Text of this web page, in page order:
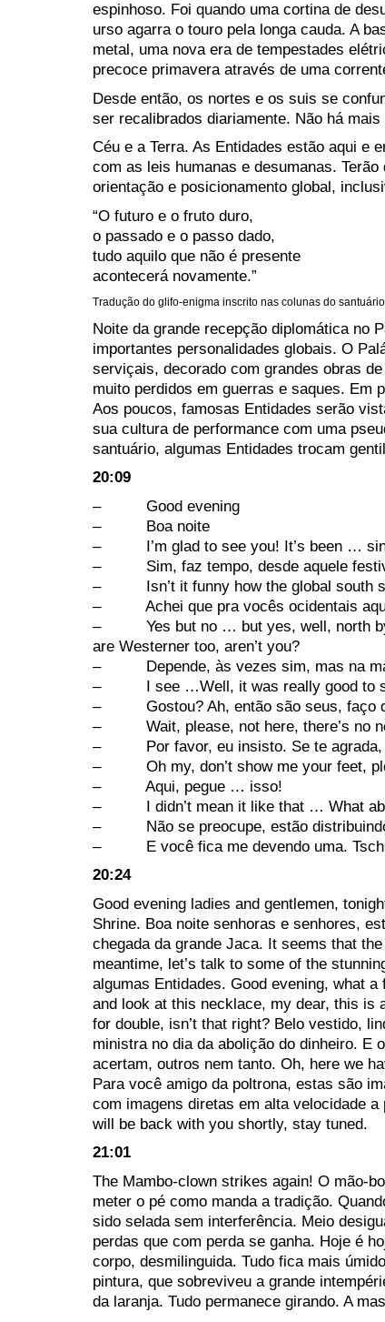
espinhoso. Foi quando uma cortina de
urso agarra o touro pela longa cauda. A
metal, uma nova era de tempestades
precoce primavera através de uma
Desde então, os nortes e os suis se
ser recalibrados diariamente. Não há
Céu e a Terra. As Entidades estão aqui e
com as leis humanas e desumanas.
orientação e posicionamento global,
“O futuro e o fruto duro,
o passado e o passo dado,
tudo aquilo que não é presente
acontecerá novamente.”
Tradução do glifo-enigma inscrito nas colunas do
Noite da grande recepção diplomática no
importantes personalidades globais. O
serviçais, decorado com grandes obras
muito perdidos em guerras e saques. Em
Aos poucos, famosas Entidades serão
sua cultura de performance com uma
santuário, algumas Entidades trocam
20:09
– Good evening
– Boa noite
– I’m glad to see you! It’s been …
– Sim, faz tempo, desde aquele
– Isn’t it funny how the global south
– Achei que pra vocês ocidentais
– Yes but no … but yes, well, north by
are Westerner too, aren’t you?
– Depende, às vezes sim, mas na
– I see …Well, it was really good to
– Gostou? Ah, então são seus, faço
– Wait, please, not here, there’s no
– Por favor, eu insisto. Se te agrada,
– Oh my, don’t show me your feet,
– Aqui, pegue … isso!
– I didn’t mean it like that … What
– Não se preocupe, estão distribuindo
– E você fica me devendo uma.
20:24
Good evening ladies and gentlemen,
Shrine. Boa noite senhoras e senhores,
chegada da grande Jaca. It seems that
meantime, let’s talk to some of the
algumas Entidades. Good evening, what
and look at this necklace, my dear, this is
for double, isn’t that right? Belo vestido,
ministra no dia da abolição do dinheiro.
acertam, outros nem tanto. Oh, here we
Para você amigo da poltrona, estas são
com imagens diretas em alta velocidade
will be back with you shortly, stay tuned.
21:01
The Mambo-clown strikes again! O mão-
meter o pé como manda a tradição.
sido selada sem interferência. Meio
perdas que com perda se ganha. Hoje é
corpo, desmilinguida. Tudo fica mais
pintura, que sobreviveu a grande
da laranja. Tudo permanece girando. A